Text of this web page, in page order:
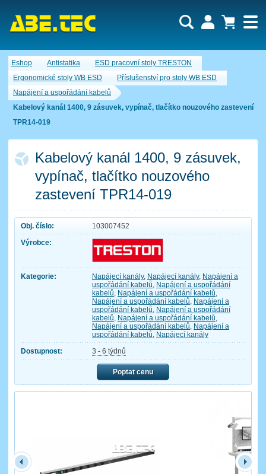
Eshop Antistatika
ESD pracovní stoly TRESTON
Ergonomické stoly WB ESD
Příslušenství pro stoly WB ESD
Napájení a uspořádání kabelů
Kabelový kanál 1400, 9 zásuvek, vypínač, tlačítko nouzového zastevení
TPR14-019
Kabelový kanál 1400, 9 zásuvek,
vypínač, tlačítko nouzového
zastevení TPR14-019
Obj. číslo:
103007452
Výrobce:
Kategorie: Napájecí kanály, Napájecí kanály, Napájení a
uspořádání kabelů, Napájení a uspořádání
kabelů, Napájení a uspořádání kabelů,
Napájení a uspořádání kabelů, Napájení a
uspořádání kabelů, Napájení a uspořádání
kabelů, Napájení a uspořádání kabelů,
Napájení a uspořádání kabelů, Napájení a
uspořádání kabelů, Napájecí kanály
Dostupnost:
3 - 6 týdnů
Poptat cenu
Nákupní košík je momentálně prázdný.
Obsah košíku
Cena celkem:0,00 CZK
Uživatel:
Heslo:
Zapomenuté heslo